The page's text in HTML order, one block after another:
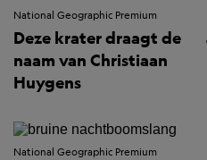
National Geographic Premium
Deze krater draagt de
naam van Christiaan
Huygens
National Geographic Premium